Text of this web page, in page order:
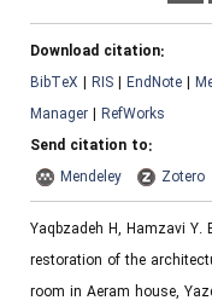
Download citation:
BibTeX | RIS | EndNote |
Manager | RefWorks
Send citation to:
Mendeley
Zotero
Yaqbzadeh H, Hamzavi
restoration of the
room in Aeram house,